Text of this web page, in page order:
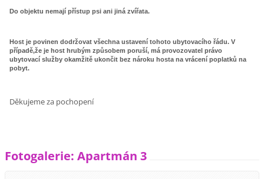
Do objektu nemají přístup psi ani jiná zvířata.
Host je povinen dodržovat všechna ustavení tohoto ubytovacího řádu. V
případě,že je host hrubým způsobem poruší, má provozovatel právo
ubytovací služby okamžitě ukončit bez nároku hosta na vrácení poplatků na
pobyt.
Děkujeme za pochopení
Fotogalerie: Apartmán 3